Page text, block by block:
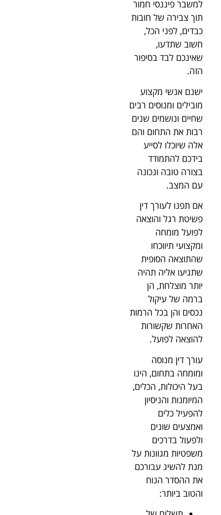
למשבר פיננסי חמור
תוך צבירה של חובות
כבדים, לפני הכל,
חשוב שתדעו,
שאינכם לבד בסיפור
הזה.
ישנם אנשי מקצוע
מובילים ומנוסים רבים
שחיים ונושמים שנים
רבות את התחום והם
אלה שיוכלו לסייע
בידכם להתמודד
בצורה טובה ונכונה
עם המצב.
אם תפנו לעורך דין
פשיטת רגל והוצאה
לפועל מומחה
ומקצועי תיווכחו
שהתוצאה הסופית
שתגיעו אליה תהיה
יותר מוצלחת, הן
ברמה של עיקול
נכסים והן בכל הרמות
האחרות שקשורות
להוצאה לפועל.
עורך דין מנוסה
ומומחה בתחום, הינו
בעל היכולות, הכלים,
המיומנות והניסיון
להפעיל כלים
ואמצעים שונים
ולפעול בדרכים
משפטיות מגוונות על
מנת להשיג עבורכם
את ההסדר הנוח
והטוב ביותר: